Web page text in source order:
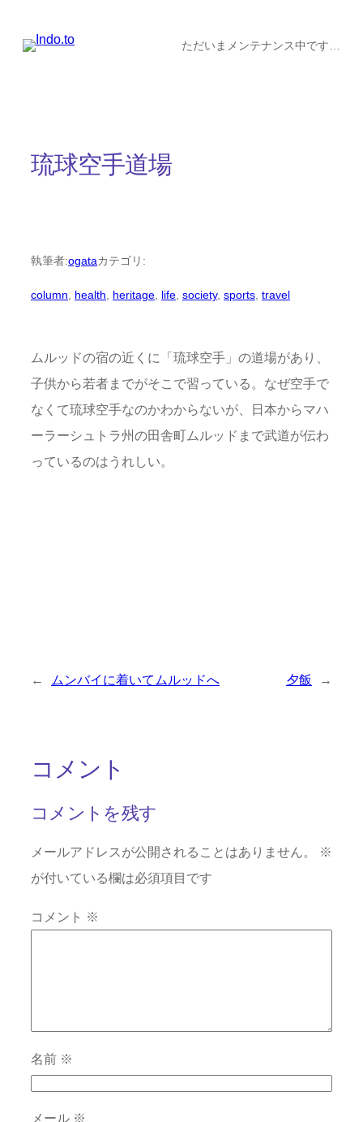
ただいまメンテナンス中です…
琉球空手道場
執筆者:ogataカテゴリ:
column health heritage life society, sports travel
ムルッドの宿の近くに「琉球空手」の道場があり、
子供から若者までがそこで習っている。なぜ空手で
なくて琉球空手なのかわからないが、日本からマハ
ーラーシュトラ州の田舎町ムルッドまで武道が伝わ
っているのはうれしい。
← ムンバイに着いてムルッドへ 夕飯 →
コメント
コメントを残す
メールアドレスが公開されることはありません。
※
が付いている欄は必須項目です
コメント ※
名前 ※
メール ※